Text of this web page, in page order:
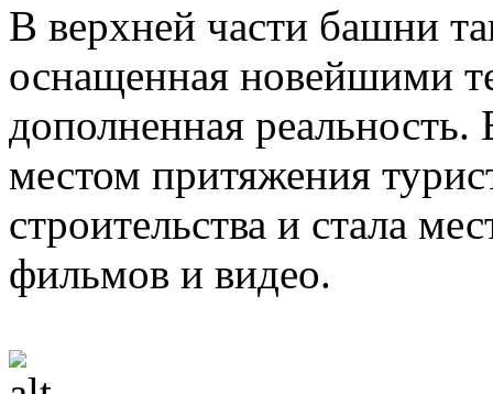
В верхней части башни
оснащенная новейшими
дополненная
местом притяжения
строительства и стала
фильмов и видео.